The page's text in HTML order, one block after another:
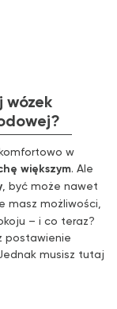
wózek
w
większym. Ale
, być może nawet
masz możliwości,
– i co teraz?
postawienie
musisz tutaj